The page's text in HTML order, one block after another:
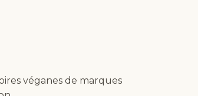
véganes de marques